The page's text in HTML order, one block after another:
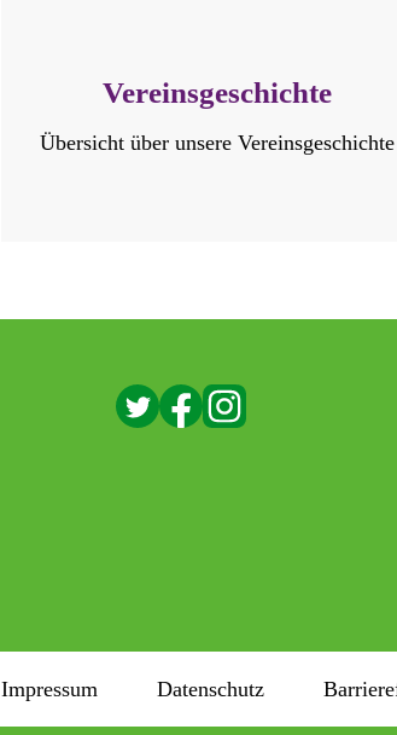
Vereinsgeschichte
Übersicht über unsere Vereinsgeschichte
Impressum Datenschutz